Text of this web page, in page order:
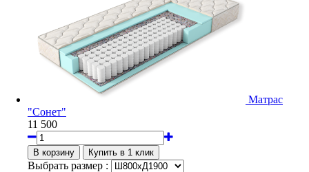
Матрас
"Сонет"
11 500
Выбрать размер :